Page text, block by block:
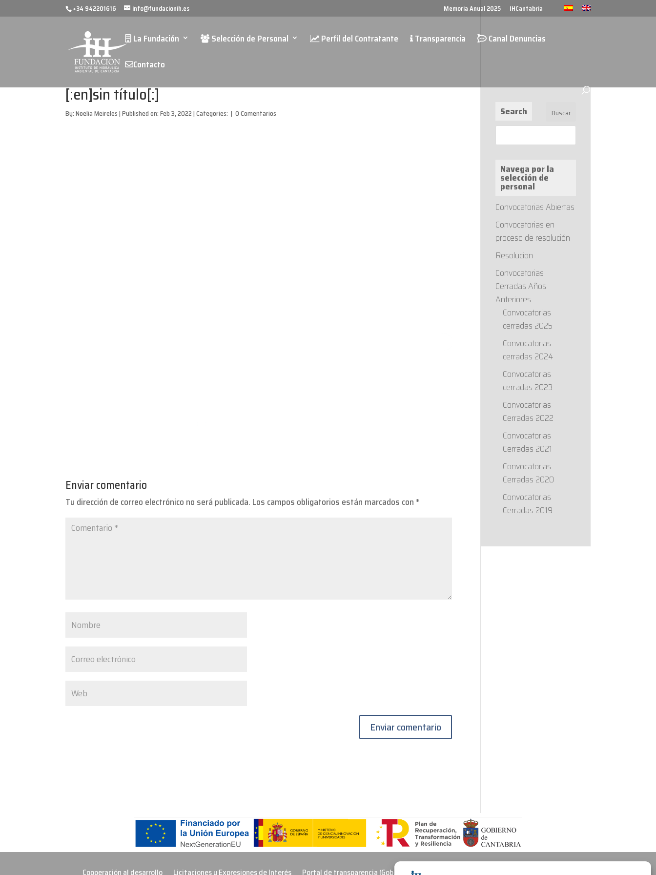
+34 942201616 info@fundacionih.es Memoria Anual 2025 IHCantabria
La Fundación Selección de Personal Perfil del Contratante Transparencia Canal Denuncias
Contacto
[:en]sin título[:]
By:Noelia Meireles | Published on: Feb 3, 2022 | Categories: | 0 Comentarios
Enviar comentario
Tu dirección de correo electrónico no será publicada. Los campos obligatorios están marcados con*
Search
Navega por la
selección de
personal
Convocatorias Abiertas
Convocatorias en
proceso de resolución
Resolucion
Convocatorias
Cerradas Años
Anteriores
Convocatorias
cerradas 2025
Convocatorias
cerradas 2024
Convocatorias
cerradas 2023
Convocatorias
Cerradas 2022
Convocatorias
Cerradas 2021
Convocatorias
Cerradas 2020
Convocatorias
Cerradas 2019
Cooperación al desarrollo Licitaciones y Expresiones de Interés Portal de transparencia (Gob. Cantabria)